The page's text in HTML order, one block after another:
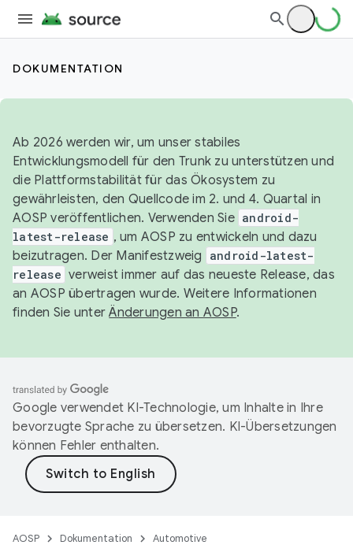
DOKUMENTATION
Ab 2026 werden wir, um unser stabiles
Entwicklungsmodell für den Trunk zu unterstützen und
die Plattformstabilität für das Ökosystem zu
gewährleisten, den Quellcode im 2. und 4. Quartal in
AOSP veröffentlichen. Verwenden Sie android-
latest-release , um AOSP zu entwickeln und dazu
beizutragen. Der Manifestzweig
android-latest-
release verweist immer auf das neueste Release, das
an AOSP übertragen wurde. Weitere Informationen
finden Sie unterÄnderungen an AOSP.
Google verwendet KI-Technologie, um Inhalte in Ihre
bevorzugte Sprache zu übersetzen. KI-Übersetzungen
können Fehler enthalten.
AOSP Dokumentation Automotive